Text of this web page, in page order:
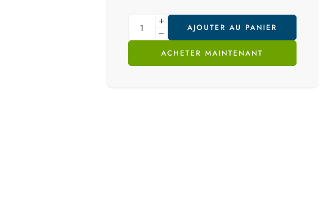
AJOUTER AU PANIER
ACHETER MAINTENANT